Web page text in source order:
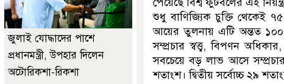
শুধু বাণিজ্যিক চুক্তি থেকেই
আয়ের তুলনায় এটি অন্তত ১০০
সম্প্রচার স্বত্ত্ব, বিপণন
সবচেয়ে বড় লাভ আসে
শতাংশ। দ্বিতীয় সর্বোচ্চ ২৯
জুলাই যোদ্ধাদের পাশে
প্রধানমন্ত্রী, উপহার দিলেন
অটোরিকশা-রিকশা